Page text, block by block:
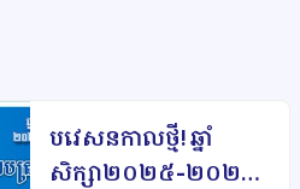
បវេសនកាលថ្មី!ឆ្នាំ
សិក្សា២០២៥-២០២៦